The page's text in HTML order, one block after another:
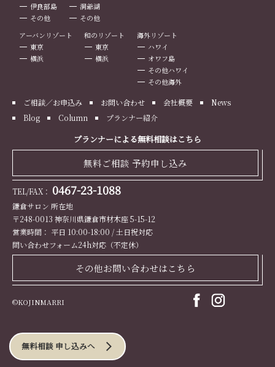
伊良部島
その他
洞爺湖
その他
アーバンリゾート
東京
横浜
和のリゾート
東京
横浜
海外リゾート
ハワイ
オワフ島
その他ハワイ
その他海外
ご相談／お申込み お問い合わせ 会社概要
News
Blog
Column プランナー紹介
プランナーによる無料相談はこちら
無料ご相談 予約申し込み
TEL/FAX： 0467-23-1088
鎌倉サロン 所在地
〒248-0013 神奈川県鎌倉市材木座 5-15-12
営業時間： 平日 10:00-18:00 / 土日祝対応
問い合わせフォーム24h対応（不定休）
その他お問い合わせはこちら
©KOJINMARRI
無料相談 申し込みへ